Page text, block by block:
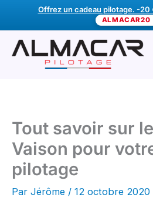
Offrez un cadeau pilotage. -
ALMACAR20
contenu
Tout savoir sur
Vaison pour
pilotage
Par Jérôme / 12 octobre 2020